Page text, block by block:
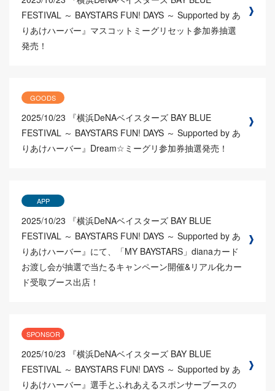
FESTIVAL ～ BAYSTARS FUN! DAYS ～ Supported by あ
りあけハーバー』マスコットミーグリセット参加券抽選
発売！
GOODS
2025/10/23
『横浜DeNAベイスターズ BAY BLUE
FESTIVAL ～ BAYSTARS FUN! DAYS ～ Supported by あ
りあけハーバー』Dream☆ミーグリ参加券抽選発売！
APP
2025/10/23
『横浜DeNAベイスターズ BAY BLUE
FESTIVAL ～ BAYSTARS FUN! DAYS ～ Supported by あ
りあけハーバー』にて、「MY BAYSTARS」dianaカード
お渡し会が抽選で当たるキャンペーン開催&リアル化カー
ド受取ブース出店！
SPONSOR
2025/10/23
『横浜DeNAベイスターズ BAY BLUE
FESTIVAL ～ BAYSTARS FUN! DAYS ～ Supported by あ
りあけハーバー』選手とふれあえるスポンサーブースの